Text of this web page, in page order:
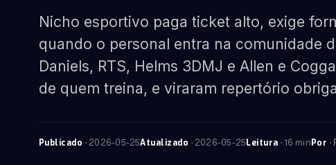
Nicho esportivo paga ticket alto, exige
quando o personal entra na comunidade
Daniels, RTS, Helms 3DMJ e Allen e
de quem treina, e viraram repertório
Publicado · 2026-05-25Atualizado · 2026-05-25Leitura · 16 minPor